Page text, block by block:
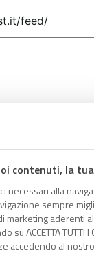
contenuti, la
necessari alla
sempre
marketing aderenti
su ACCETTA
al